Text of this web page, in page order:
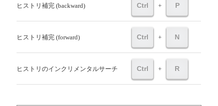
ヒストリ補完 (backward) Ctrl + P
ヒストリ補完 (forward) Ctrl + N
ヒストリのインクリメンタルサーチ Ctrl + R